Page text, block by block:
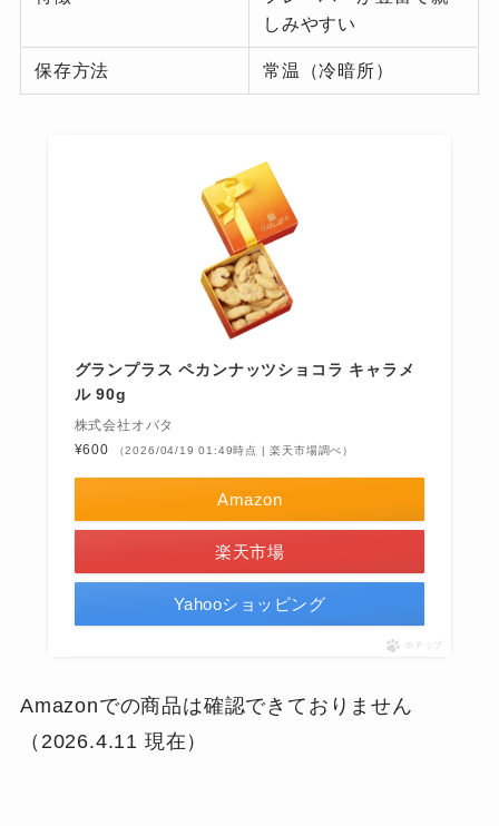
しみやすい
保存方法 常温（冷暗所）
グランプラス ペカンナッツショコラ キャラメ
ル 90g
株式会社オバタ
¥600
（2026/04/19 01:49時点 | 楽天市場調べ）
Amazon
楽天市場
Yahooショッピング
ポチップ
Amazonでの商品は確認できておりません
（2026.4.11 現在）